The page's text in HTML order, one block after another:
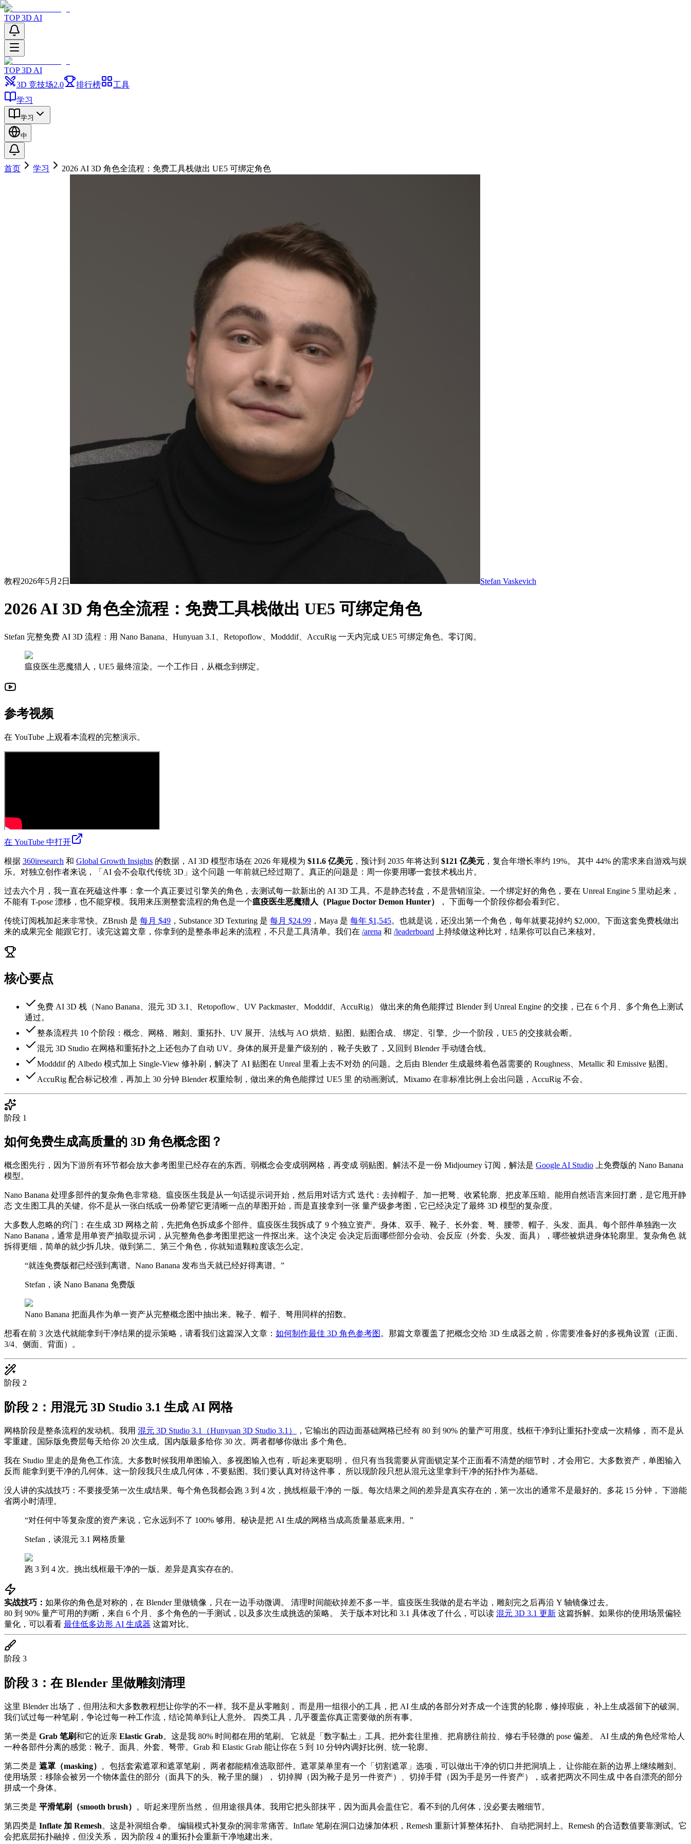
TOP 3D AI
TOP 3D AI
3D 竞技场2.0 排行榜
工具
学习
学习
中
首页 学习 2026 AI 3D 角色全流程：免费工具栈做出 UE5 可绑定角色
教程2026年5月2日 Stefan Vaskevich
2026 AI 3D 角色全流程：免费工具栈做出 UE5 可绑定角色
Stefan 完整免费 AI 3D 流程：用 Nano Banana、Hunyuan 3.1、Retopoflow、Modddif、AccuRig 一天内完成 UE5 可绑定角色。零订阅。
瘟疫医生恶魔猎人，UE5 最终渲染。一个工作日，从概念到绑定。
参考视频
在 YouTube 上观看本流程的完整演示。
在 YouTube 中打开
根据 360iresearch 和 Global Growth Insights 的数据，AI 3D 模型市场在 2026 年规模为 $11.6 亿美元 ，预计到 2035 年将达到 $121 亿美元 ，复合年增长率约 19%。 其中 44% 的需求来自游戏与娱
乐。对独立创作者来说，「AI 会不会取代传统 3D」这个问题 一年前就已经过期了。真正的问题是：周一你要用哪一套技术栈出片。
过去六个月，我一直在死磕这件事：拿一个真正要过引擎关的角色，去测试每一款新出的 AI 3D 工具。不是静态转盘，不是营销渲染。一个绑定好的角色，要在 Unreal Engine 5 里动起来，
不能有 T-pose 漂移，也不能穿模。我用来压测整套流程的角色是一个瘟疫医生恶魔猎人（Plague Doctor Demon Hunter） ， 下面每一个阶段你都会看到它。
传统订阅栈加起来非常快。ZBrush 是 每月 $49 ，Substance 3D Texturing 是 每月 $24.99 ，Maya 是 每年 $1,545。也就是说，还没出第一个角色，每年就要花掉约 $2,000。下面这套免费栈做出
来的成果完全 能跟它打。读完这篇文章，你拿到的是整条串起来的流程，不只是工具清单。我们在 /arena 和 /leaderboard 上持续做这种比对，结果你可以自己来核对。
核心要点
免费 AI 3D 栈（Nano Banana、混元 3D 3.1、Retopoflow、UV Packmaster、Modddif、AccuRig） 做出来的角色能撑过 Blender 到 Unreal Engine 的交接，已在 6 个月、多个角色上测试
通过。
整条流程共 10 个阶段：概念、网格、雕刻、重拓扑、UV 展开、法线与 AO 烘焙、贴图、贴图合成、 绑定、引擎。少一个阶段，UE5 的交接就会断。
混元 3D Studio 在网格和重拓扑之上还包办了自动 UV。身体的展开是量产级别的， 靴子失败了，又回到 Blender 手动缝合线。
Modddif 的 Albedo 模式加上 Single-View 修补刷，解决了 AI 贴图在 Unreal 里看上去不对劲 的问题。之后由 Blender 生成最终着色器需要的 Roughness、Metallic 和 Emissive 贴图。
AccuRig 配合标记校准，再加上 30 分钟 Blender 权重绘制，做出来的角色能撑过 UE5 里 的动画测试。Mixamo 在非标准比例上会出问题，AccuRig 不会。
阶段 1
如何免费生成高质量的 3D 角色概念图？
概念图先行，因为下游所有环节都会放大参考图里已经存在的东西。弱概念会变成弱网格，再变成 弱贴图。解法不是一份 Midjourney 订阅，解法是 Google AI Studio
上免费版的 Nano Banana
模型。
Nano Banana 处理多部件的复杂角色非常稳。瘟疫医生我是从一句话提示词开始，然后用对话方式 迭代：去掉帽子、加一把弩、收紧轮廓、把皮革压暗。能用自然语言来回打磨，是它甩开静
态 文生图工具的关键。你不是从一张白纸或一份希望它更清晰一点的草图开始，而是直接拿到一张 量产级参考图，它已经决定了最终 3D 模型的复杂度。
大多数人忽略的窍门：在生成 3D 网格之前，先把角色拆成多个部件。瘟疫医生我拆成了 9 个独立资产。身体、双手、靴子、长外套、弩、腰带、帽子、头发、面具。每个部件单独跑一次
Nano Banana，通常是用单资产抽取提示词，从完整角色参考图里把这一件抠出来。这个决定 会决定后面哪些部分会动、会反应（外套、头发、面具），哪些被烘进身体轮廓里。复杂角色 就
拆得更细，简单的就少拆几块。做到第二、第三个角色，你就知道颗粒度该怎么定。
“就连免费版都已经强到离谱。Nano Banana 发布当天就已经好得离谱。 ”
Stefan，谈 Nano Banana 免费版
Nano Banana 把面具作为单一资产从完整概念图中抽出来。靴子、帽子、弩用同样的招数。
想看在前 3 次迭代就能拿到干净结果的提示策略，请看我们这篇深入文章： 如何制作最佳 3D 角色参考图 。那篇文章覆盖了把概念交给 3D 生成器之前，你需要准备好的多视角设置（正面、
3/4、侧面、背面）。
阶段 2
阶段 2：用混元 3D Studio 3.1 生成 AI 网格
网格阶段是整条流程的发动机。我用 混元 3D Studio 3.1（Hunyuan 3D Studio 3.1）
，它输出的四边面基础网格已经有 80 到 90% 的量产可用度。线框干净到让重拓扑变成一次精修， 而不是从
零重建。国际版免费层每天给你 20 次生成。国内版最多给你 30 次。两者都够你做出 多个角色。
我在 Studio 里走的是角色工作流。大多数时候我用单图输入。多视图输入也有，听起来更聪明， 但只有当我需要从背面锁定某个正面看不清楚的细节时，才会用它。大多数资产，单图输入
反而 能拿到更干净的几何体。这一阶段我只生成几何体，不要贴图。我们要认真对待这件事， 所以现阶段只想从混元这里拿到干净的拓扑作为基础。
没人讲的实战技巧：不要接受第一次生成结果。每个角色我都会跑 3 到 4 次，挑线框最干净的 一版。每次结果之间的差异是真实存在的，第一次出的通常不是最好的。多花 15 分钟， 下游能
省两小时清理。
“对任何中等复杂度的资产来说，它永远到不了 100% 够用。秘诀是把 AI 生成的网格当成高质量基底来用。 ”
Stefan，谈混元 3.1 网格质量
跑 3 到 4 次。挑出线框最干净的一版。差异是真实存在的。
实战技巧： 如果你的角色是对称的，在 Blender 里做镜像，只在一边手动微调。 清理时间能砍掉差不多一半。瘟疫医生我做的是右半边，雕刻完之后再沿 Y 轴镜像过去。
80 到 90% 量产可用的判断，来自 6 个月、多个角色的一手测试，以及多次生成挑选的策略。 关于版本对比和 3.1 具体改了什么，可以读 混元 3D 3.1 更新 这篇拆解。如果你的使用场景偏轻
量化，可以看看 最佳低多边形 AI 生成器 这篇对比。
阶段 3
阶段 3：在 Blender 里做雕刻清理
这里 Blender 出场了，但用法和大多数教程想让你学的不一样。我不是从零雕刻， 而是用一组很小的工具，把 AI 生成的各部分对齐成一个连贯的轮廓，修掉瑕疵， 补上生成器留下的破洞。
我们试过每一种笔刷，争论过每一种工作流，结论简单到让人意外。 四类工具，几乎覆盖你真正需要做的所有事。
第一类是 Grab 笔刷和它的近亲 Elastic Grab。这是我 80% 时间都在用的笔刷。 它就是「数字黏土」工具。把外套往里推、把肩膀往前拉、修右手轻微的 pose 偏差。 AI 生成的角色经常给人
一种各部件分离的感觉：靴子、面具、外套、弩带。Grab 和 Elastic Grab 能让你在 5 到 10 分钟内调好比例、统一轮廓。
第二类是 遮罩（masking）
。包括套索遮罩和遮罩笔刷， 两者都能精准选取部件。遮罩菜单里有一个「切割遮罩」选项，可以做出干净的切口并把洞填上， 让你能在新的边界上继续雕刻。
使用场景：移除会被另一个物体盖住的部分（面具下的头、靴子里的腿）， 切掉脚（因为靴子是另一件资产）、切掉手臂（因为手是另一件资产），或者把两次不同生成 中各自漂亮的部分
拼成一个身体。
第三类是 平滑笔刷（smooth brush） 。听起来理所当然， 但用途很具体。我用它把头部抹平，因为面具会盖住它。看不到的几何体，没必要去雕细节。
第四类是 Inflate 加 Remesh。这是补洞组合拳。 编辑模式补复杂的洞非常痛苦。Inflate 笔刷在洞口边缘加体积，Remesh 重新计算整体拓扑、 自动把洞封上。Remesh 的合适数值要靠测试。它
会把底层拓扑融掉，但没关系， 因为阶段 4 的重拓扑会重新干净地建出来。